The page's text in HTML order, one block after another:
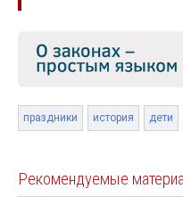
праздники история дети
Рекомендуемые